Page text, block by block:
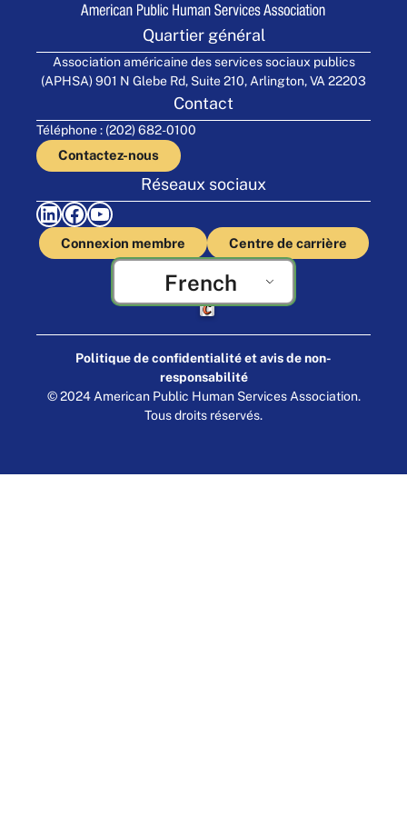
Quartier général
Association américaine des services sociaux publics
(APHSA) 901 N Glebe Rd, Suite 210, Arlington, VA 22203
Contact
Téléphone : (202) 682-0100
Contactez-nous
Réseaux sociaux
LinkedIn Facebook YouTube
Connexion membre Centre de carrière
French
Fabriqué par Cornershop Creative
Politique de confidentialité et avis de non-
responsabilité
© 2024 American Public Human Services Association.
Tous droits réservés.